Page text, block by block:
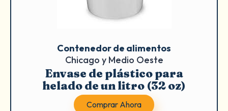
Contenedor de alimentos
Chicago y Medio Oeste
Envase de plástico para
helado de un litro (32 oz)
Comprar Ahora